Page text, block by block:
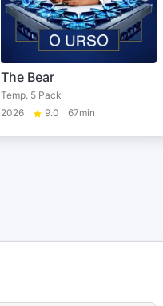
The Bear
Temp. 5 Pack
2026
9.0 67min